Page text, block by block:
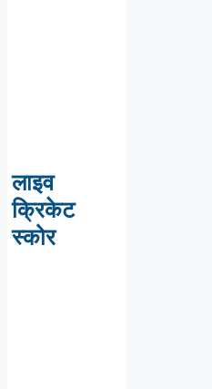
लाइव
क्रिकेट
स्कोर